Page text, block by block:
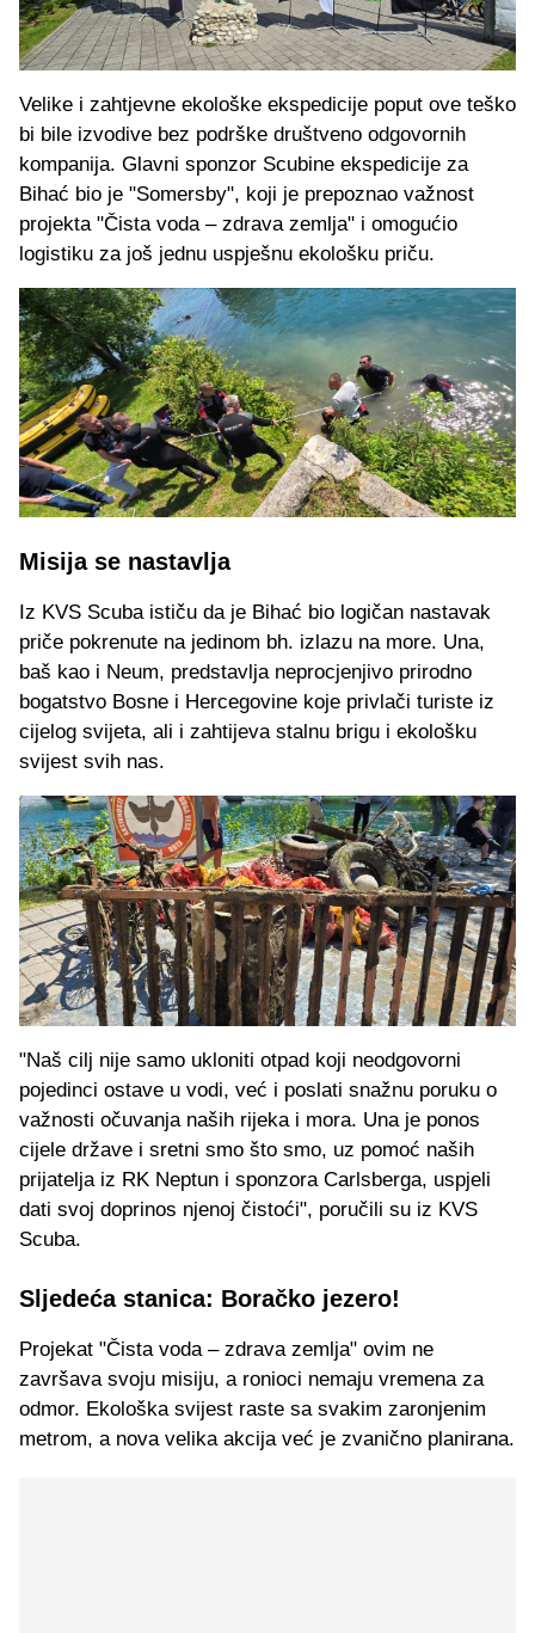
Velike i zahtjevne ekološke ekspedicije poput ove teško
bi bile izvodive bez podrške društveno odgovornih
kompanija. Glavni sponzor Scubine ekspedicije za
Bihać bio je "Somersby", koji je prepoznao važnost
projekta "Čista voda – zdrava zemlja" i omogućio
logistiku za još jednu uspješnu ekološku priču.
Misija se nastavlja
Iz KVS Scuba ističu da je Bihać bio logičan nastavak
priče pokrenute na jedinom bh. izlazu na more. Una,
baš kao i Neum, predstavlja neprocjenjivo prirodno
bogatstvo Bosne i Hercegovine koje privlači turiste iz
cijelog svijeta, ali i zahtijeva stalnu brigu i ekološku
svijest svih nas.
"Naš cilj nije samo ukloniti otpad koji neodgovorni
pojedinci ostave u vodi, već i poslati snažnu poruku o
važnosti očuvanja naših rijeka i mora. Una je ponos
cijele države i sretni smo što smo, uz pomoć naših
prijatelja iz RK Neptun i sponzora Carlsberga, uspjeli
dati svoj doprinos njenoj čistoći", poručili su iz KVS
Scuba.
Sljedeća stanica: Boračko jezero!
Projekat "Čista voda – zdrava zemlja" ovim ne
završava svoju misiju, a ronioci nemaju vremena za
odmor. Ekološka svijest raste sa svakim zaronjenim
metrom, a nova velika akcija već je zvanično planirana.